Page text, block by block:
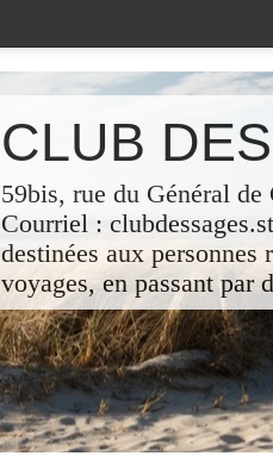
CLUB
59bis, rue du Général
Courriel :
destinées aux
voyages, en passant par